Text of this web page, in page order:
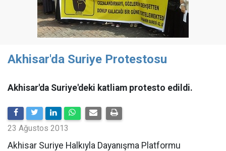
Akhisar'da Suriye Protestosu
Akhisar'da Suriye'deki katliam protesto edildi.
23 Ağustos 2013
Akhisar Suriye Halkıyla Dayanışma Platformu